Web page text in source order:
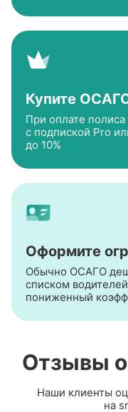
Купите
При оплате полиса
с подпиской Pro
до 10%
Оформите
Обычно ОСАГО
списком
пониженный
Отзывы о
Наши клиенты
на